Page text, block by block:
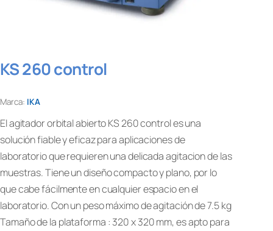
KS 260 control
Marca: IKA
El agitador orbital abierto KS 260 control es una
solución fiable y eficaz para aplicaciones de
laboratorio que requieren una delicada agitacion de las
muestras. Tiene un diseño compacto y plano, por lo
que cabe fácilmente en cualquier espacio en el
laboratorio. Con un peso máximo de agitación de 7.5 kg
Tamaño de la plataforma : 320 x 320 mm, es apto para